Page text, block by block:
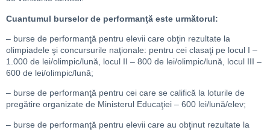
Cuantumul burselor de performanţă este următorul:
– burse de performanţă pentru elevii care obţin rezultate la
olimpiadele şi concursurile naţionale: pentru cei clasaţi pe locul I –
1.000 de lei/olimpic/lună, locul II – 800 de lei/olimpic/lună, locul III –
600 de lei/olimpic/lună;
– burse de performanţă pentru cei care se califică la loturile de
pregătire organizate de Ministerul Educaţiei – 600 lei/lună/elev;
– burse de performanţă pentru elevii care au obţinut rezultate la